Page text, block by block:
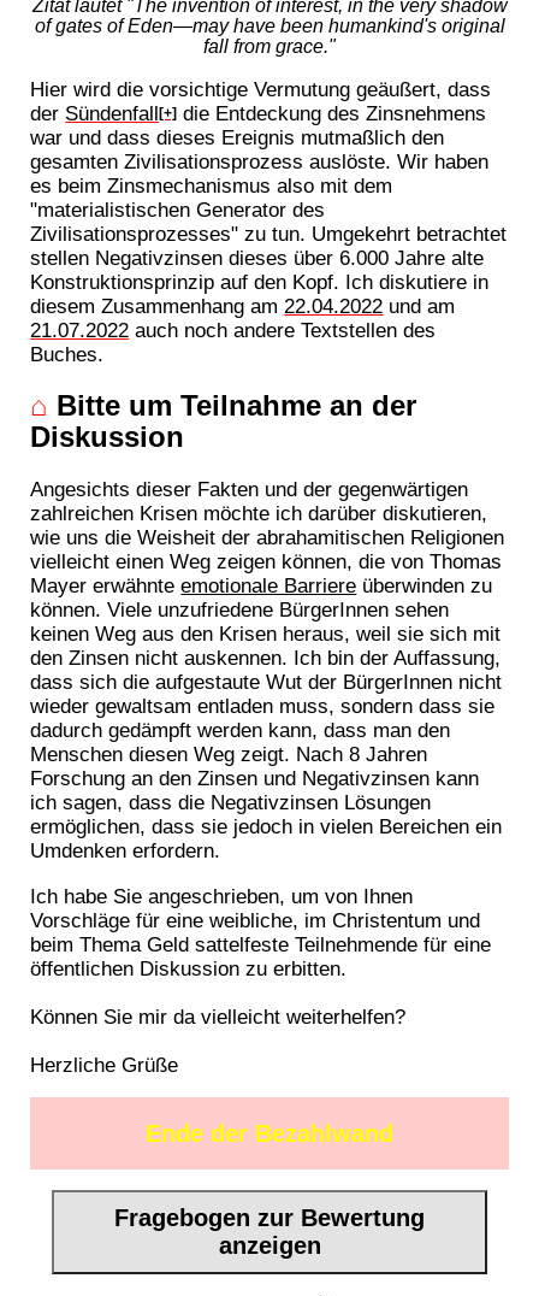
Zitat lautet "The invention of interest, in the very shadow
of gates of Eden—may have been humankind's original
fall from grace."
Hier wird die vorsichtige Vermutung geäußert, dass
der Sündenfall[+] die Entdeckung des Zinsnehmens
war und dass dieses Ereignis mutmaßlich den
gesamten Zivilisationsprozess auslöste. Wir haben
es beim Zinsmechanismus also mit dem
"materialistischen Generator des
Zivilisationsprozesses" zu tun. Umgekehrt betrachtet
stellen Negativzinsen dieses über 6.000 Jahre alte
Konstruktionsprinzip auf den Kopf. Ich diskutiere in
diesem Zusammenhang am 22.04.2022 und am
21.07.2022 auch noch andere Textstellen des
Buches.
⌂ Bitte um Teilnahme an der
Diskussion
Angesichts dieser Fakten und der gegenwärtigen
zahlreichen Krisen möchte ich darüber diskutieren,
wie uns die Weisheit der abrahamitischen Religionen
vielleicht einen Weg zeigen können, die von Thomas
Mayer erwähnteemotionale Barriere überwinden zu
können. Viele unzufriedene BürgerInnen sehen
keinen Weg aus den Krisen heraus, weil sie sich mit
den Zinsen nicht auskennen. Ich bin der Auffassung,
dass sich die aufgestaute Wut der BürgerInnen nicht
wieder gewaltsam entladen muss, sondern dass sie
dadurch gedämpft werden kann, dass man den
Menschen diesen Weg zeigt. Nach 8 Jahren
Forschung an den Zinsen und Negativzinsen kann
ich sagen, dass die Negativzinsen Lösungen
ermöglichen, dass sie jedoch in vielen Bereichen ein
Umdenken erfordern.
Ich habe Sie angeschrieben, um von Ihnen
Vorschläge für eine weibliche, im Christentum und
beim Thema Geld sattelfeste Teilnehmende für eine
öffentlichen Diskussion zu erbitten.
Können Sie mir da vielleicht weiterhelfen?
Herzliche Grüße
Ende der Bezahlwand
Fragebogen zur Bewertung
anzeigen